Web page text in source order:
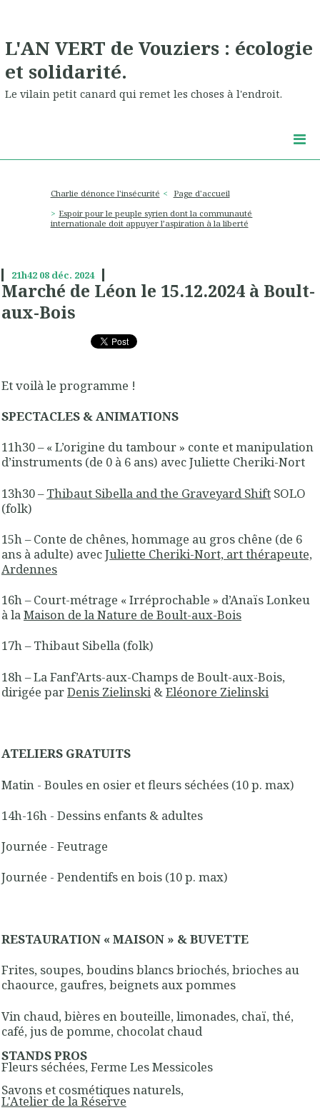
L'AN VERT de Vouziers : écologie
et solidarité.
Le vilain petit canard qui remet les choses à l'endroit.
Charlie dénonce l'insécurité
Page d'accueil
Espoir pour le peuple syrien dont la communauté
internationale doit appuyer l’aspiration à la liberté
21h42 08 déc. 2024
Marché de Léon le 15.12.2024 à Boult-
aux-Bois
Et voilà le programme !
SPECTACLES & ANIMATIONS
11h30 – « L’origine du tambour » conte et manipulation
d’instruments (de 0 à 6 ans) avec Juliette Cheriki-Nort
13h30 –Thibaut Sibella and the Graveyard Shift SOLO
(folk)
15h – Conte de chênes, hommage au gros chêne (de 6
ans à adulte) avecJuliette Cheriki-Nort, art thérapeute,
Ardennes
16h – Court-métrage « Irréprochable » d’Anaïs Lonkeu
à laMaison de la Nature de Boult-aux-Bois
17h – Thibaut Sibella (folk)
18h – La Fanf’Arts-aux-Champs de Boult-aux-Bois,
dirigée parDenis Zielinski&Eléonore Zielinski
ATELIERS GRATUITS
Matin - Boules en osier et fleurs séchées (10 p. max)
14h-16h - Dessins enfants & adultes
Journée - Feutrage
Journée - Pendentifs en bois (10 p. max)
RESTAURATION « MAISON » & BUVETTE
Frites, soupes, boudins blancs briochés, brioches au
chaource, gaufres, beignets aux pommes
Vin chaud, bières en bouteille, limonades, chaï, thé,
café, jus de pomme, chocolat chaud
STANDS PROS
Fleurs séchées, Ferme Les Messicoles
Savons et cosmétiques naturels,
L'Atelier de la Réserve